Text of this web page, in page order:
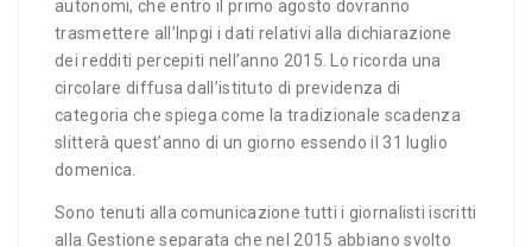
autonomi, che entro il primo agosto dovranno
trasmettere all’Inpgi i dati relativi alla dichiarazione
dei redditi percepiti nell’anno 2015. Lo ricorda una
circolare diffusa dall’istituto di previdenza di
categoria che spiega come la tradizionale scadenza
slitterà quest’anno di un giorno essendo il 31 luglio
domenica.
Sono tenuti alla comunicazione tutti i giornalisti iscritti
alla Gestione separata che nel 2015 abbiano svolto